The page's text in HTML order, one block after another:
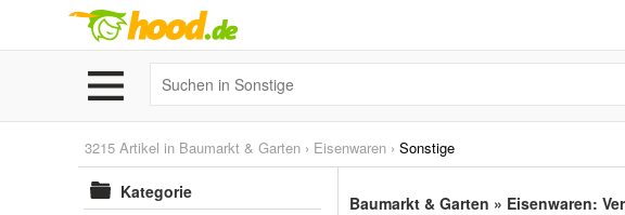
3215 Artikel in Baumarkt & Garten › Eisenwaren › Sonstige
Kategorie
Baumarkt & Garten » Eisenwaren: